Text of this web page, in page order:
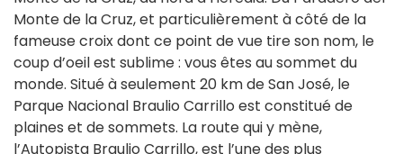
Monte de la Cruz, et particulièrement à côté de la
fameuse croix dont ce point de vue tire son nom, le
coup d’oeil est sublime : vous êtes au sommet du
monde. Situé à seulement 20 km de San José, le
Parque Nacional Braulio Carrillo est constitué de
plaines et de sommets. La route qui y mène,
l’Autopista Braulio Carrillo, est l’une des plus